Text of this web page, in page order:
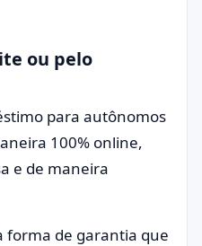
ou pelo
para autônomos
100% online,
e de maneira
de garantia que